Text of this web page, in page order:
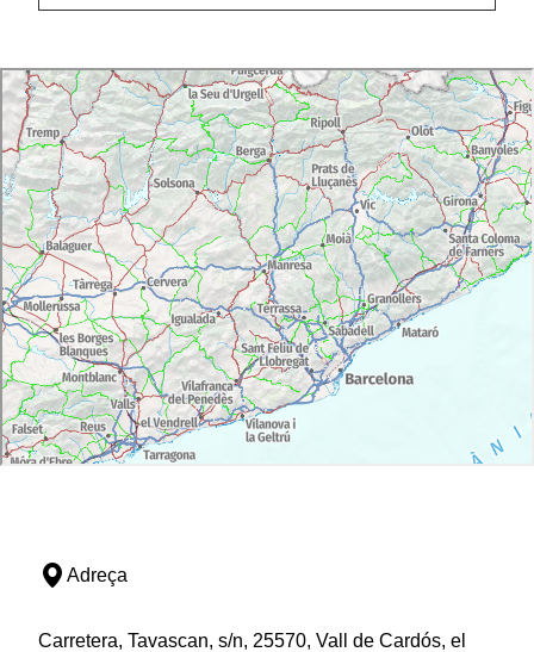
Adreça
Carretera, Tavascan, s/n, 25570, Vall de Cardós, el